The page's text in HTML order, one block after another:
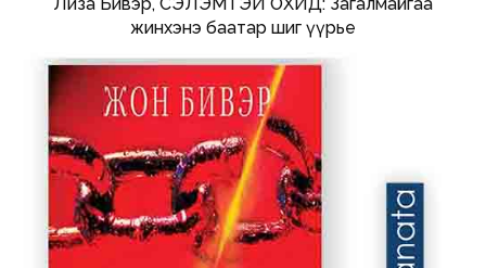
жинхэнэ баатар шиг үүрье